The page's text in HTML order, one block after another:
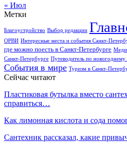
« Июл
Метки
Благоустройство Выбор редакции
ОРВИ Интересные места и события Санкт-
где можно поесть в Санкт-Петербурге
Санкт-Петербурге Путеводитель по
События в мире Туризм в Санкт-
Сейчас читают
Пластиковая бутылка вместо
справиться…
Как лимонная кислота и сода
Сантехник рассказал, какие